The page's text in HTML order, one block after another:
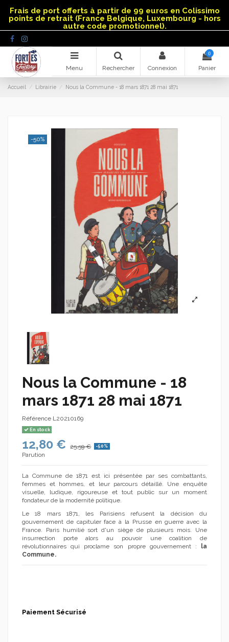
Frais de port offerts à partir de 99 euros en Colissimo
points de retrait (France Belgique, Luxembourg - hors
autre code promotionnel).
Menu Rechercher Connexion
0
Panier
Accueil Librairie Nous la Commune - 18 mars 1871 28 mai 1871
-50%
Nous la Commune - 18
mars 1871 28 mai 1871
Référence L20210169
En stock
12,80 € 25,59 € -50%
Parution
La Commune de 1871 est ici présentée par ses combattants,
femmes et hommes, et leur parcours détaillé. Une enquête
visuelle, ludique, rigoureuse et tout public sur un moment
fondateur de la modernité politique.
Le 18 mars 1871, les Parisiens refusent la décision du
gouvernement de capituler face à la Prusse en guerre avec la
France. Paris humilié sort d'un siège de plusieurs mois. Une
insurrection porte alors au pouvoir une coalition de
révolutionnaires qui proclame son propre gouvernement :
la
Commune.
Paiement Sécurisé